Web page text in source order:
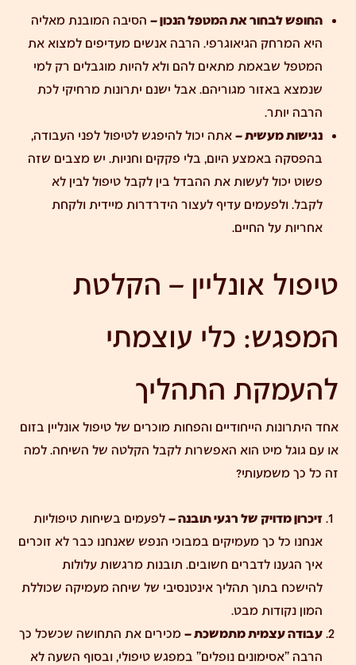
החופש לבחור את המטפל הנכון – הסיבה המובנת מאליה
היא המרחק הגיאוגרפי. הרבה אנשים מעדיפים למצוא את
המטפל שבאמת מתאים להם ולא להיות מוגבלים רק למי
שנמצא באזור מגוריהם. אבל ישנם יתרונות מרחיקי לכת
הרבה יותר.
נגישות מעשית – אתה יכול להיפגש לטיפול לפני העבודה,
בהפסקה באמצע היום, בלי פקקים וחניות. יש מצבים שזה
פשוט יכול לעשות את ההבדל בין לקבל טיפול לבין לא
לקבל. ולפעמים עדיף לעצור הידרדרות מיידית ולקחת
אחריות על החיים.
טיפול אונליין – הקלטת
המפגש: כלי עוצמתי
להעמקת התהליך
אחד היתרונות הייחודיים והפחות מוכרים של טיפול אונליין בזום
או עם גוגל מיט הוא האפשרות לקבל הקלטה של השיחה. למה
זה כל כך משמעותי?
זיכרון מדויק של רגעי תובנה – לפעמים בשיחות טיפוליות
אנחנו כל כך מעמיקים במבוכי הנפש שאנחנו כבר לא זוכרים
איך הגענו לדברים חשובים. תובנות מרגשות עלולות
להישכח בתוך תהליך אינטנסיבי של שיחה מעמיקה שכוללת
המון נקודות מבט.
עבודה עצמית מתמשכת – מכירים את התחושה שכשכל כך
הרבה "אסימונים נופלים" במפגש טיפולי, ובסוף השעה לא